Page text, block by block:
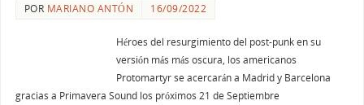
POR MARIANO ANTÓN 16/09/2022
Héroes del resurgimiento del post-punk en su
versión más más oscura, los americanos
Protomartyr se acercarán a Madrid y Barcelona
gracias a Primavera Sound los próximos 21 de Septiembre